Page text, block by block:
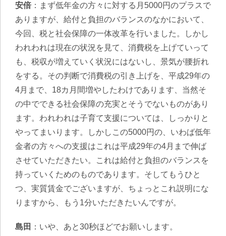
安倍 ：まず低年金の方々に対する月5000円のプラスで
ありますが、給付と負担のバランスのなかにおいて、
今回、税と社会保障の一体改革を行いました。しかし
われわれは現在の状況を見て、消費税を上げていって
も、税収が増えていく状況にはないし、景気が腰折れ
をする。その判断で消費税の引き上げを、平成29年の
4月まで、18カ月間増やしたわけであります、当然そ
の中でできる社会保障の充実とそうでないものがあり
ます。われわれは子育て支援については、しっかりと
やってまいります。しかしこの5000円の、いわば低年
金者の方々への支援はこれは平成29年の4月まで伸ば
させていただきたい。これは給付と負担のバランスを
持っていくためのものであります。そしてもうひと
つ、実質賃金でございますが、ちょっとこれ説明にな
りますから、もう1分いただきたいんですが。
島田 ：いや、あと30秒ほどでお願いします。